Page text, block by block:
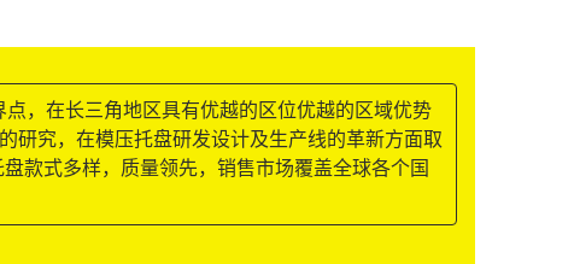
，在长三角地区具有优越的区位优越的区域优势
研究，在模压托盘研发设计及生产线的革新方面取
款式多样，质量领先，销售市场覆盖全球各个国